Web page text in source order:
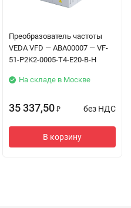
Преобразователь частоты
VEDA VFD — ABA00007 — VF-
51-P2K2-0005-T4-E20-B-H
На складе в Москве
35 337,50 ₽ без НДС
В корзину